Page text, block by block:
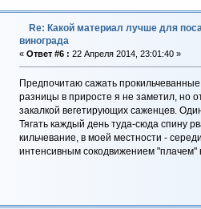
Re: Какой материал лучше для
винограда
« Ответ #6 : 22 Апреля 2014, 23:01:40 »
Предпочитаю сажать
разницы в приросте я не заметил, но
закалкой вегетирующих саженцев.
Тягать каждый день туда-сюда спину
кильчевание, в моей местности -
интенсивным сокодвижением